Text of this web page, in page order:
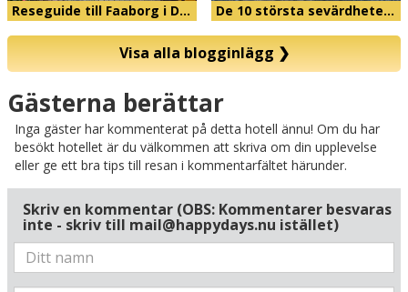
Reseguide till Faaborg i D… De 10 största sevärdhete…
Visa alla blogginlägg❯
Karta
Gästerna berättar
Inga gäster har kommenterat på detta hotell ännu! Om du har
besökt hotellet är du välkommen att skriva om din upplevelse
eller ge ett bra tips till resan i kommentarfältet härunder.
Skriv en kommentar (OBS: Kommentarer besvaras
inte - skriv till mail@happydays.nu istället)